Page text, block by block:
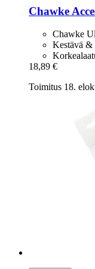
Chawke
Chawke
Kestävä &
18,89 €
Toimitus 18.